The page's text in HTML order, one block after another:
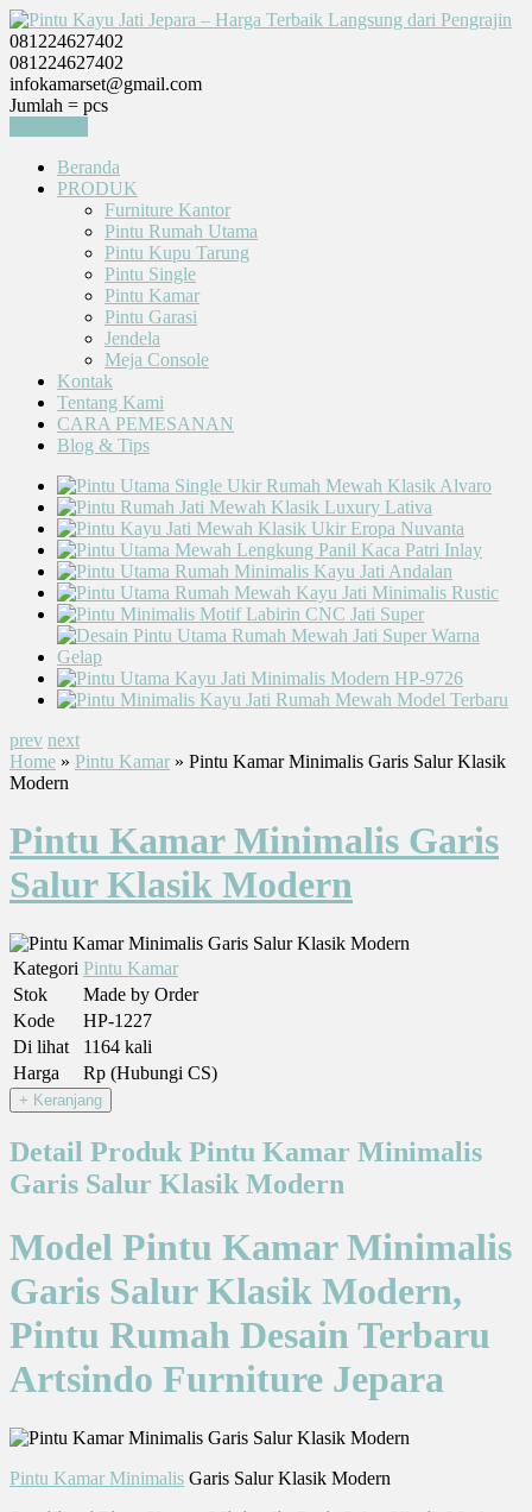
081224627402
081224627402
infokamarset@gmail.com
Jumlah = pcs
Beranda
PRODUK
Furniture Kantor
Pintu Rumah Utama
Pintu Kupu Tarung
Pintu Single
Pintu Kamar
Pintu Garasi
Jendela
Meja Console
Kontak
Tentang Kami
CARA PEMESANAN
Blog & Tips
prev next
Home » Pintu Kamar » Pintu Kamar Minimalis Garis Salur Klasik
Modern
Pintu Kamar Minimalis Garis
Salur Klasik Modern
Kategori Pintu Kamar
Stok
Made by Order
Kode
HP-1227
Di lihat
1164 kali
Harga
Rp (Hubungi CS)
Detail Produk Pintu Kamar Minimalis
Garis Salur Klasik Modern
Model Pintu Kamar Minimalis
Garis Salur Klasik Modern,
Pintu Rumah Desain Terbaru
Artsindo Furniture Jepara
Pintu Kamar Minimalis Garis Salur Klasik Modern